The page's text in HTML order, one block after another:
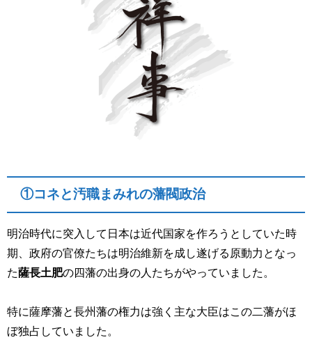
①コネと汚職まみれの藩閥政治
明治時代に突入して日本は近代国家を作ろうとしていた時
期、政府の官僚たちは明治維新を成し遂げる原動力となっ
た薩長土肥の四藩の出身の人たちがやっていました。
特に薩摩藩と長州藩の権力は強く主な大臣はこの二藩がほ
ぼ独占していました。